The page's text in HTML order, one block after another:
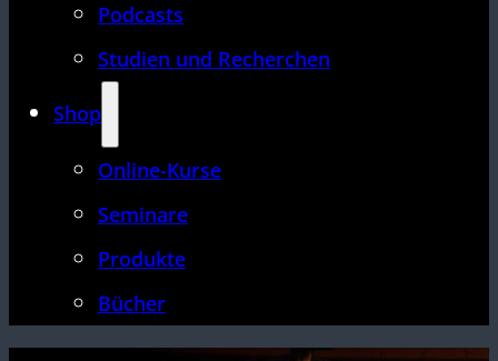
Podcasts
Studien und Recherchen
Shop
Online-Kurse
Seminare
Produkte
Bücher